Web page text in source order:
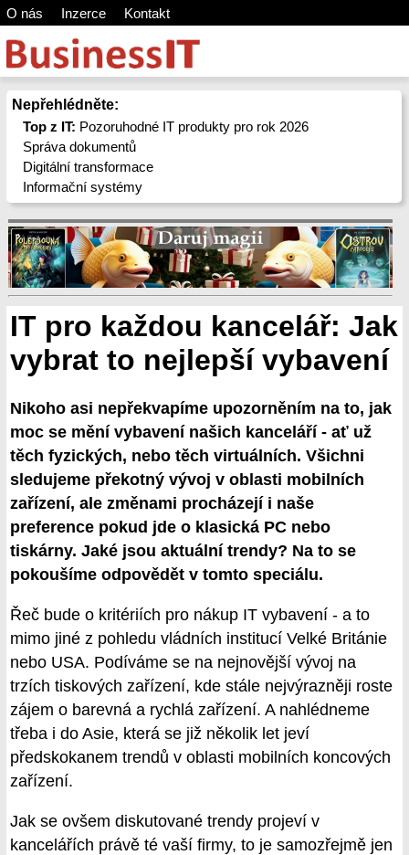
O nás Inzerce Kontakt
Nepřehlédněte:
Top z IT: Pozoruhodné IT produkty pro rok 2026
Správa dokumentů
Digitální transformace
Informační systémy
IT pro každou kancelář: Jak
vybrat to nejlepší vybavení
Nikoho asi nepřekvapíme upozorněním na to, jak
moc se mění vybavení našich kanceláří - ať už
těch fyzických, nebo těch virtuálních. Všichni
sledujeme překotný vývoj v oblasti mobilních
zařízení, ale změnami procházejí i naše
preference pokud jde o klasická PC nebo
tiskárny. Jaké jsou aktuální trendy? Na to se
pokoušíme odpovědět v tomto speciálu.
Řeč bude o kritériích pro nákup IT vybavení - a to
mimo jiné z pohledu vládních institucí Velké Británie
nebo USA. Podíváme se na nejnovější vývoj na
trzích tiskových zařízení, kde stále nejvýrazněji roste
zájem o barevná a rychlá zařízení. A nahlédneme
třeba i do Asie, která se již několik let jeví
předskokanem trendů v oblasti mobilních koncových
zařízení.
Jak se ovšem diskutované trendy projeví v
kancelářích právě té vaší firmy, to je samozřejmě jen